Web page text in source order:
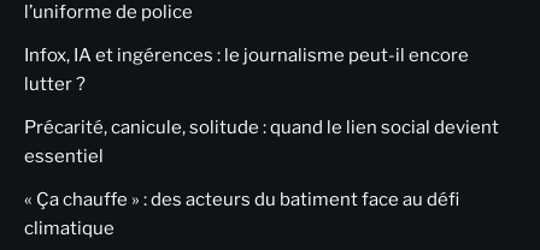
l’uniforme de police
Infox, IA et ingérences : le journalisme peut-il encore
lutter ?
Précarité, canicule, solitude : quand le lien social devient
essentiel
« Ça chauffe » : des acteurs du batiment face au défi
climatique